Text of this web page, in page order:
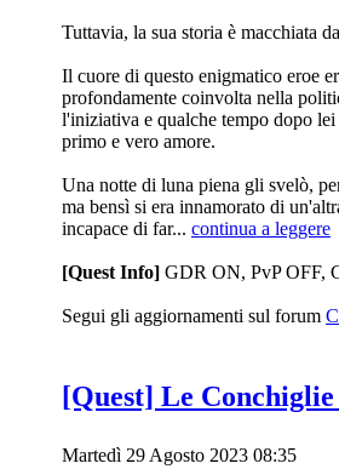
Tuttavia, la sua storia è macchiata
Il cuore di questo enigmatico eroe
profondamente coinvolta nella
l'iniziativa e qualche tempo dopo
primo e vero amore.
Una notte di luna piena gli svelò,
ma bensì si era innamorato di
incapace di far... continua a leggere
[Quest Info] GDR ON, PvP OFF,
Segui gli aggiornamenti sul forum
[Quest] Le
Martedì 29 Agosto 2023 08:35